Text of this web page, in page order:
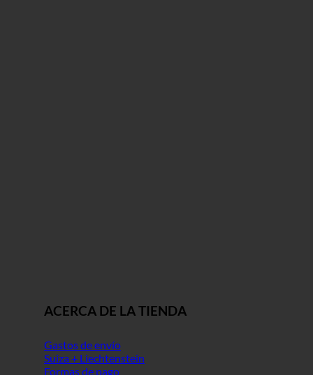
ACERCA DE LA TIENDA
Gastos de envío
Suiza + Liechtenstein
Formas de pago